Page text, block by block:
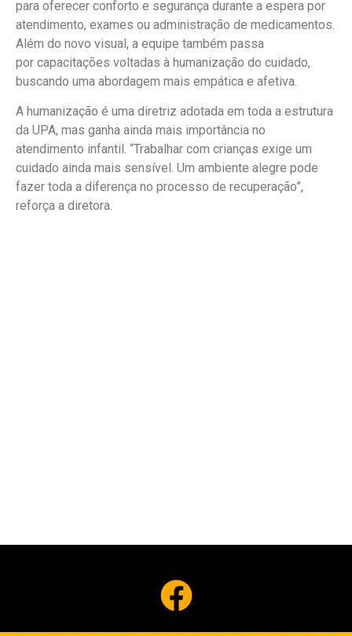
para oferecer conforto e segurança durante a espera por
atendimento, exames ou administração de medicamentos.
Além do novo visual, a equipe também passa
por capacitações voltadas à humanização do cuidado,
buscando uma abordagem mais empática e afetiva.
A humanização é uma diretriz adotada em toda a estrutura
da UPA, mas ganha ainda mais importância no
atendimento infantil. “Trabalhar com crianças exige um
cuidado ainda mais sensível. Um ambiente alegre pode
fazer toda a diferença no processo de recuperação”,
reforça a diretora.